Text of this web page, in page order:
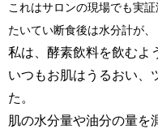
これはサロンの現場でも実証
たいてい断食後は水分計が、
私は、酵素飲料を飲むよ
いつもお肌はうるおい、
た。
肌の水分量や油分の量を